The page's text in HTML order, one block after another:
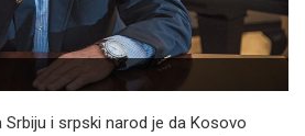
i srpski narod je da Kosovo